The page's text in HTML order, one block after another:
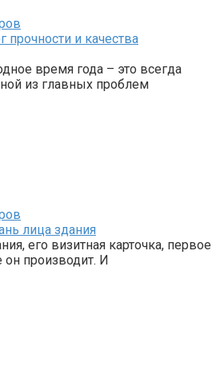
прочности и качества
время года – это всегда
из главных проблем
лица здания
его визитная карточка, первое
он производит. И